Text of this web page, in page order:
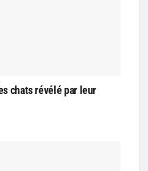
chats révélé par leur